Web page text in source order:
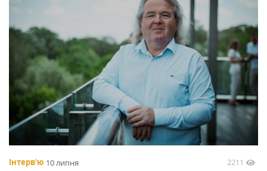
Інтерв'ю 10 липня 2211